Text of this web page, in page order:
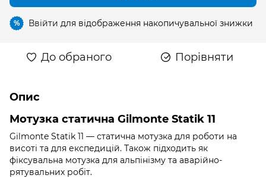
% Ввійти для відображення накопичувальної знижки
До обраного Порівняти
Опис
Мотузка статична Gilmonte Statik 11
Gilmonte Statik 11 — статична мотузка для роботи на
висоті та для експедицій. Також підходить як
фіксувальна мотузка для альпінізму та аварійно-
рятувальних робіт.